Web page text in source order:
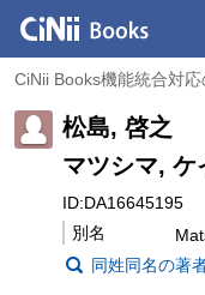
CiNii Books機能統合対
松島, 啓之
マツシマ, ケ
ID:DA16645195
別名
同姓同名の著